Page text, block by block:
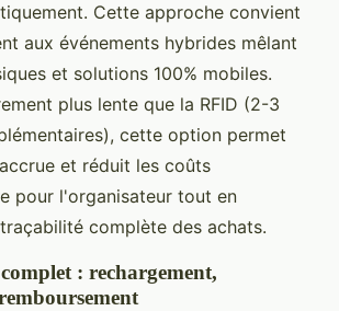
Cette approche convient
aux événements hybrides mêlant
et solutions 100% mobiles.
plus lente que la RFID (2-3
cette option permet
et réduit les coûts
pour l'organisateur tout en
complète des achats.
: rechargement,